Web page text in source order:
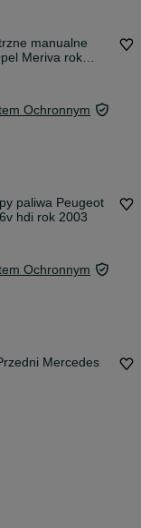
manualne
Meriva rok
Ochronnym
paliwa Peugeot
hdi rok 2003
Ochronnym
Mercedes